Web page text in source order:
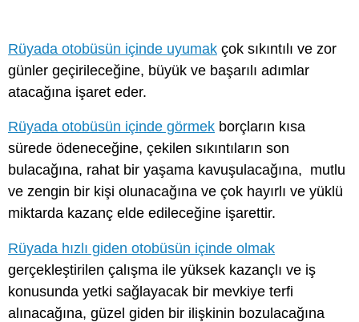
Rüyada otobüsün içinde uyumak çok sıkıntılı ve zor
günler geçirileceğine, büyük ve başarılı adımlar
atacağına işaret eder.
Rüyada otobüsün içinde görmek borçların kısa
sürede ödeneceğine, çekilen sıkıntıların son
bulacağına, rahat bir yaşama kavuşulacağına, mutlu
ve zengin bir kişi olunacağına ve çok hayırlı ve yüklü
miktarda kazanç elde edileceğine işarettir.
Rüyada hızlı giden otobüsün içinde olmak
gerçekleştirilen çalışma ile yüksek kazançlı ve iş
konusunda yetki sağlayacak bir mevkiye terfi
alınacağına, güzel giden bir ilişkinin bozulacağına